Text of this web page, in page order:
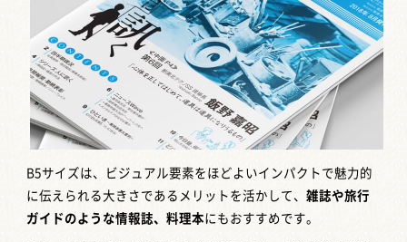
B5サイズは、ビジュアル要素をほどよいインパクトで魅力的
に伝えられる大きさであるメリットを活かして、雑誌や旅行
ガイドのような情報誌、料理本にもおすすめです。